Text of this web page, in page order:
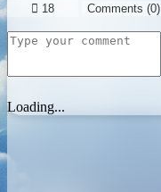
 18 Comments (0)
Loading...